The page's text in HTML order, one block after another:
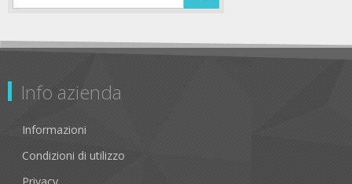
Info azienda
Informazioni
Condizioni di utilizzo
Privacy